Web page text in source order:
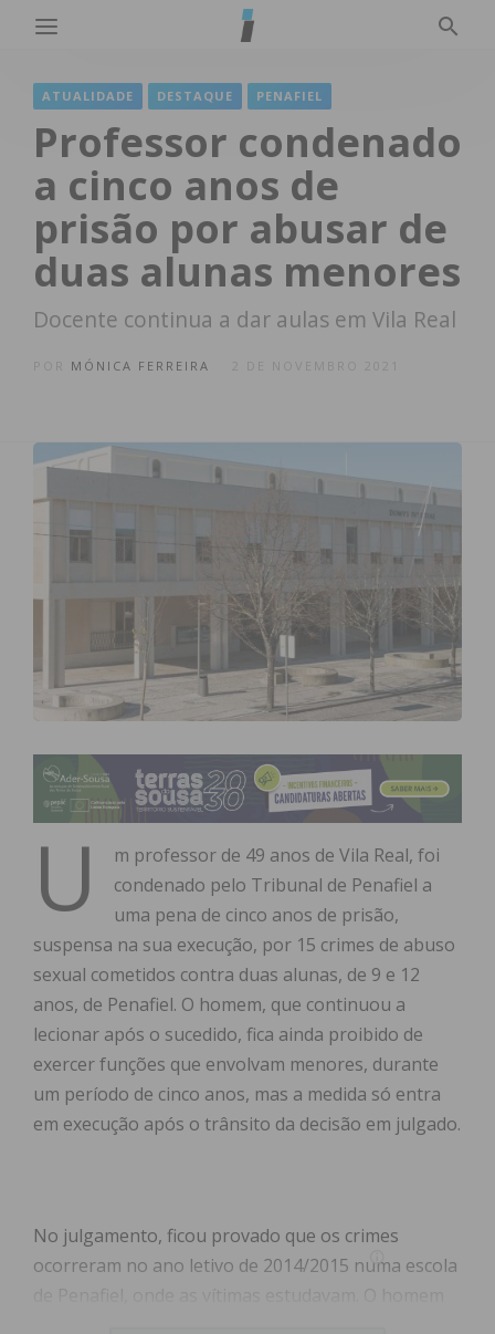
ATUALIDADE DESTAQUE PENAFIEL
Professor condenado
a cinco anos de
prisão por abusar de
duas alunas menores
Docente continua a dar aulas em Vila Real
MÓNICA FERREIRA
U
m professor de 49 anos de Vila Real, foi
condenado pelo Tribunal de Penafiel a
uma pena de cinco anos de prisão,
suspensa na sua execução, por 15 crimes de abuso
sexual cometidos contra duas alunas, de 9 e 12
anos, de Penafiel. O homem, que continuou a
lecionar após o sucedido, fica ainda proibido de
exercer funções que envolvam menores, durante
um período de cinco anos, mas a medida só entra
em execução após o trânsito da decisão em julgado.
No julgamento, ficou provado que os crimes
ocorreram no ano letivo de 2014/2015 numa escola